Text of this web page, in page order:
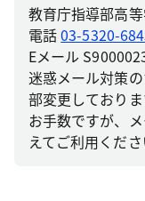
教育庁指導部高
電話03-5320-
Eメール
迷惑メール対策
部変更しておりま
お手数ですが、
えてご利用くださ